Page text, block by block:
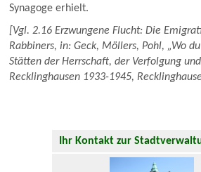
Synagoge erhielt.
[Vgl. 2.16 Erzwungene Flucht: Die
Rabbiners, in: Geck, Möllers, Pohl, „Wo
Stätten der Herrschaft, der Verfolgung
Recklinghausen 1933-1945,
Ihr Kontakt zur